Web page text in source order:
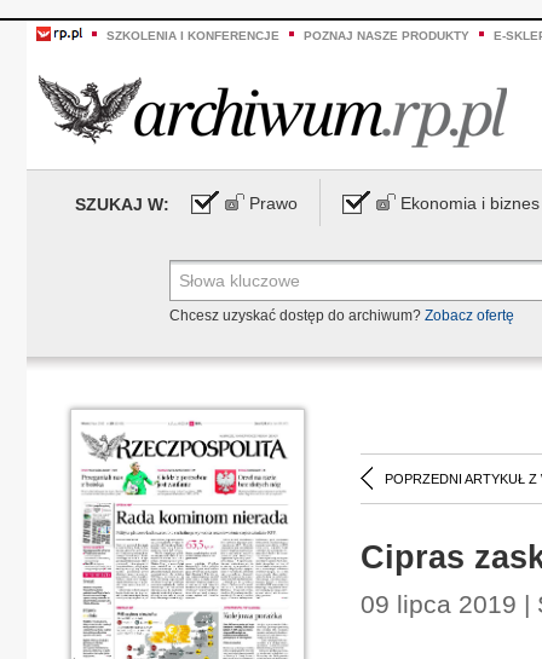
SZKOLENIA I KONFERENCJE POZNAJ NASZE PRODUKTY E-
SZUKAJ W: Prawo Ekonomia i biznes
Chcesz uzyskać dostęp do archiwum? Zobacz ofertę
POPRZEDNI ARTYKUŁ Z
Cipras
09 lipca 2019 |